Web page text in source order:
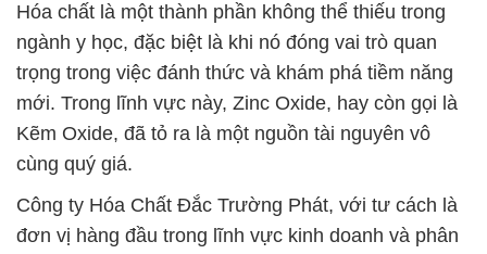
Hóa chất là một thành phần không thể thiếu trong
ngành y học, đặc biệt là khi nó đóng vai trò quan
trọng trong việc đánh thức và khám phá tiềm năng
mới. Trong lĩnh vực này, Zinc Oxide, hay còn gọi là
Kẽm Oxide, đã tỏ ra là một nguồn tài nguyên vô
cùng quý giá.
Công ty Hóa Chất Đắc Trường Phát, với tư cách là
đơn vị hàng đầu trong lĩnh vực kinh doanh và phân